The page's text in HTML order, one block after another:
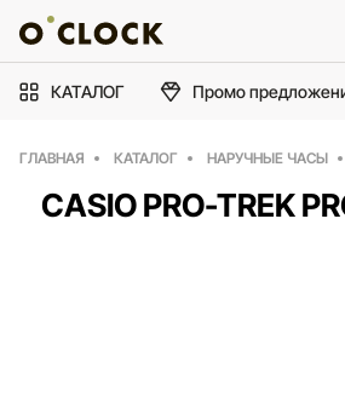
КАТАЛОГ Промо
ГЛАВНАЯ КАТАЛОГ НАРУЧНЫЕ ЧАСЫ
CASIO PRO-TREK